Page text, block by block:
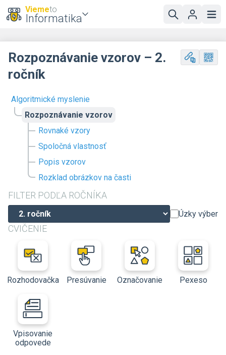
Viemeto
Informatika
Algoritmické myslenie
Rozpoznávanie vzorov
Rovnaké vzory
Spoločná vlastnosť
Popis vzorov
Rozklad obrázkov na časti
FILTER PODĽA ROČNÍKA
Úzky výber
CVIČENIE
Rozhodovačka Presúvanie Označovanie Pexeso
Vpisovanie
odpovede
Rozpoznávanie vzorov – 2.
ročník